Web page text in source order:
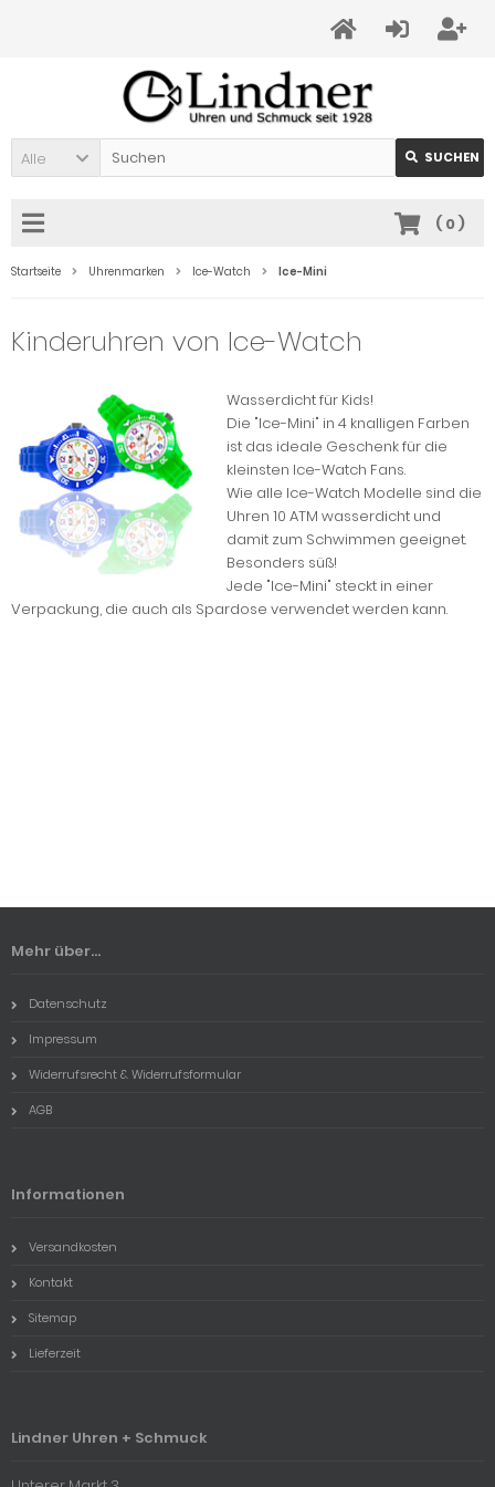
Alle SUCHEN
( 0)
Startseite Uhrenmarken Ice-Watch Ice-Mini
Kinderuhren von Ice-Watch
Wasserdicht für Kids!
Die "Ice-Mini" in 4 knalligen Farben
ist das ideale Geschenk für die
kleinsten Ice-Watch Fans.
Wie alle Ice-Watch Modelle sind die
Uhren 10 ATM wasserdicht und
damit zum Schwimmen geeignet.
Besonders süß!
Jede "Ice-Mini" steckt in einer
Verpackung, die auch als Spardose verwendet werden kann.
Mehr über...
Datenschutz
Impressum
Widerrufsrecht & Widerrufsformular
AGB
Informationen
Versandkosten
Kontakt
Sitemap
Lieferzeit
Lindner Uhren + Schmuck